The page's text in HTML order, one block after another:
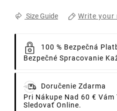
Size Guide Write your
100 % Bezpečná
Bezpečné Spracovanie
Doručenie Zdarma
Pri Nákupe Nad 60 €
Sledovať Online.